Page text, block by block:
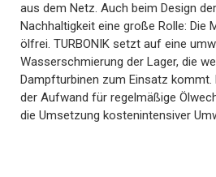
aus dem Netz. Auch beim Design
Nachhaltigkeit eine große Rolle: Die
ölfrei. TURBONIK setzt auf eine
Wasserschmierung der Lager, die
Dampfturbinen zum Einsatz
der Aufwand für regelmäßige
die Umsetzung kostenintensiver